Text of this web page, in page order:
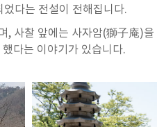
다는 전설이 전해집니다.
, 사찰 앞에는 사자암(獅子庵)
다는 이야기가 있습니다.